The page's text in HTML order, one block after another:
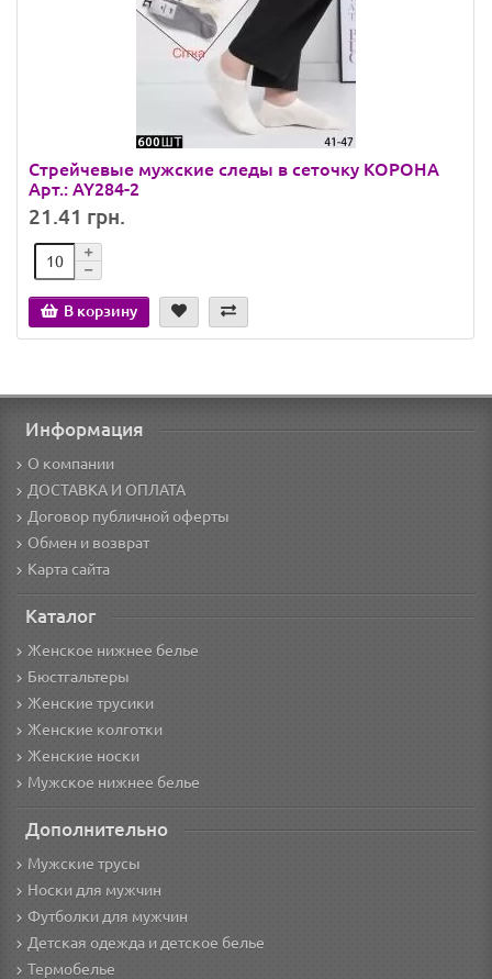
Стрейчевые мужские следы в сеточку КОРОНА
Арт.: AY284-2
21.41 грн.
В корзину
Информация
О компании
ДОСТАВКА И ОПЛАТА
Договор публичной оферты
Обмен и возврат
Карта сайта
Каталог
Женское нижнее белье
Бюстгальтеры
Женские трусики
Женские колготки
Женские носки
Мужское нижнее белье
Дополнительно
Мужские трусы
Носки для мужчин
Футболки для мужчин
Детская одежда и детское белье
Термобелье